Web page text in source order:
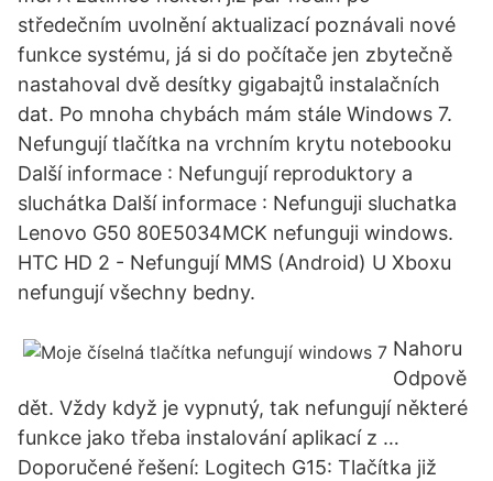
středečním uvolnění aktualizací poznávali nové
funkce systému, já si do počítače jen zbytečně
nastahoval dvě desítky gigabajtů instalačních
dat. Po mnoha chybách mám stále Windows 7.
Nefungují tlačítka na vrchním krytu notebooku
Další informace : Nefungují reproduktory a
sluchátka Další informace : Nefunguji sluchatka
Lenovo G50 80E5034MCK nefunguji windows.
HTC HD 2 - Nefungují MMS (Android) U Xboxu
nefungují všechny bedny.
Nahoru
Odpově
dět. Vždy když je vypnutý, tak nefungují některé
funkce jako třeba instalování aplikací z …
Doporučené řešení: Logitech G15: Tlačítka již